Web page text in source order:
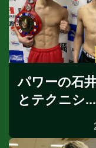
パワーの石
とテクニシ...